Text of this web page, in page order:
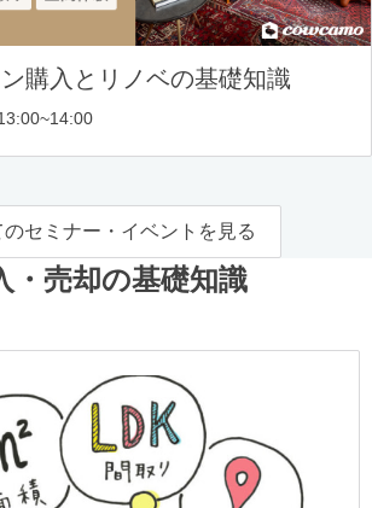
購入とリノベの基礎知識
のセミナー・イベントを見る
・売却の基礎知識